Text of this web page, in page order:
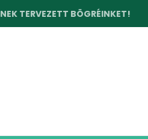
BÖGRÉINKET!